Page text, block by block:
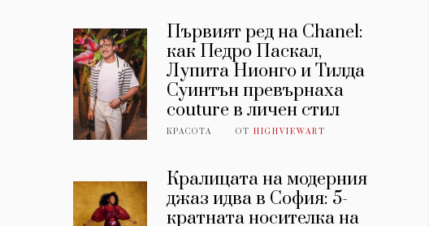
Първият ред на Chanel:
как Педро Паскал,
Лупита Нионго и Тилда
Суинтън превърнаха
couture в личен стил
КРАСОТА ОТHIGHVIEWART
Кралицата на модерния
джаз идва в София: 5-
кратната носителка на